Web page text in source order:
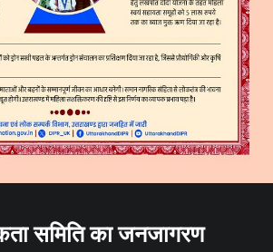
समिति का जनजागरण